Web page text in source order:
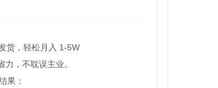
货，轻松月入 1-5W
，不耽误主业。
果；